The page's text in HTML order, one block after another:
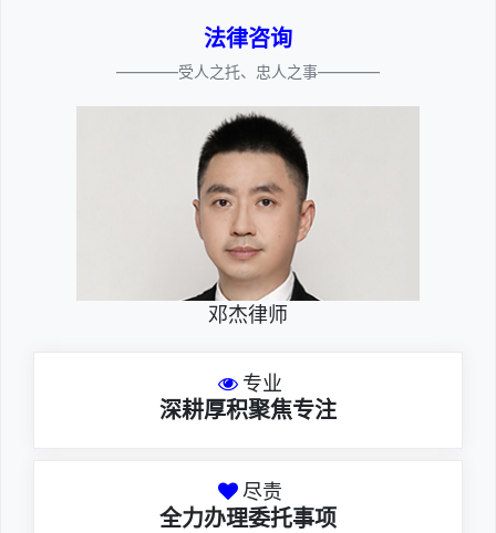
法律咨询
————受人之托、忠人之事————
邓杰律师
专业
深耕厚积聚焦专注
尽责
全力办理委托事项